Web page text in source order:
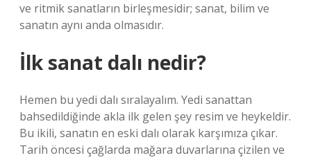
ve ritmik sanatların birleşmesidir; sanat, bilim ve
sanatın aynı anda olmasıdır.
İlk sanat dalı nedir?
Hemen bu yedi dalı sıralayalım. Yedi sanattan
bahsedildiğinde akla ilk gelen şey resim ve heykeldir.
Bu ikili, sanatın en eski dalı olarak karşımıza çıkar.
Tarih öncesi çağlarda mağara duvarlarına çizilen ve